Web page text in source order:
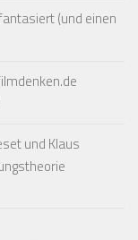
(und einen
und Klaus